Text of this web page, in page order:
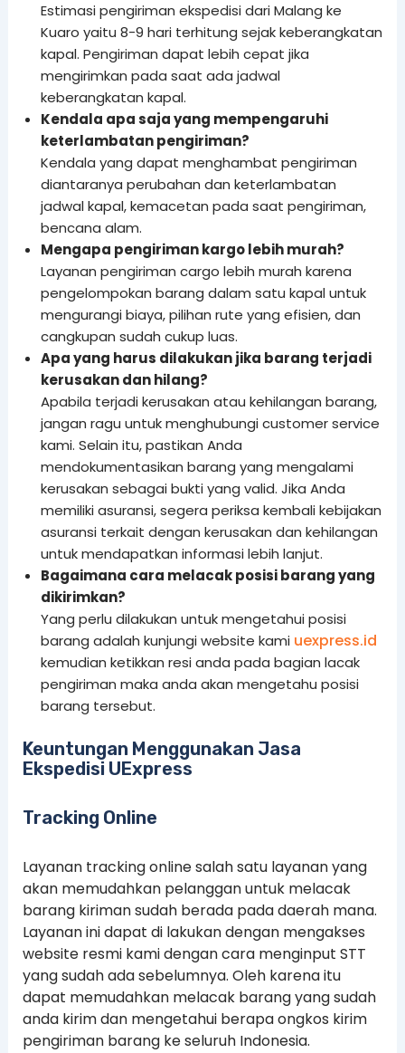
Estimasi pengiriman ekspedisi dari Malang ke
Kuaro yaitu 8-9 hari terhitung sejak keberangkatan
kapal. Pengiriman dapat lebih cepat jika
mengirimkan pada saat ada jadwal
keberangkatan kapal.
Kendala apa saja yang mempengaruhi
keterlambatan pengiriman?
Kendala yang dapat menghambat pengiriman
diantaranya perubahan dan keterlambatan
jadwal kapal, kemacetan pada saat pengiriman,
bencana alam.
Mengapa pengiriman kargo lebih murah?
Layanan pengiriman cargo lebih murah karena
pengelompokan barang dalam satu kapal untuk
mengurangi biaya, pilihan rute yang efisien, dan
cangkupan sudah cukup luas.
Apa yang harus dilakukan jika barang terjadi
kerusakan dan hilang?
Apabila terjadi kerusakan atau kehilangan barang,
jangan ragu untuk menghubungi customer service
kami. Selain itu, pastikan Anda
mendokumentasikan barang yang mengalami
kerusakan sebagai bukti yang valid. Jika Anda
memiliki asuransi, segera periksa kembali kebijakan
asuransi terkait dengan kerusakan dan kehilangan
untuk mendapatkan informasi lebih lanjut.
Bagaimana cara melacak posisi barang yang
dikirimkan?
Yang perlu dilakukan untuk mengetahui posisi
barang adalah kunjungi website kami uexpress.id
kemudian ketikkan resi anda pada bagian lacak
pengiriman maka anda akan mengetahu posisi
barang tersebut.
Keuntungan Menggunakan Jasa
Ekspedisi UExpress
Tracking Online
Layanan tracking online salah satu layanan yang
akan memudahkan pelanggan untuk melacak
barang kiriman sudah berada pada daerah mana.
Layanan ini dapat di lakukan dengan mengakses
website resmi kami dengan cara menginput STT
yang sudah ada sebelumnya. Oleh karena itu
dapat memudahkan melacak barang yang sudah
anda kirim dan mengetahui berapa ongkos kirim
pengiriman barang ke seluruh Indonesia.